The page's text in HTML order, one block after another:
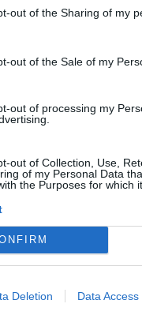
out of the Sharing of my
out of the Sale of my
out of processing my
out of Collection, Use,
of my Personal Data
the Purposes for which
Deletion Data Access
wojny